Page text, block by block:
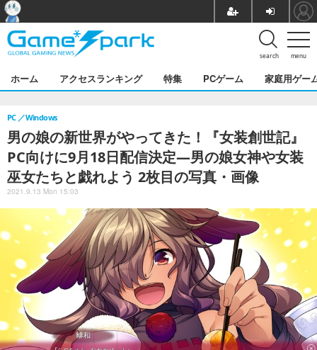
menu
search
ホーム アクセスランキング 特集 PCゲーム 家庭用ゲー
男の娘の新世界がやってきた！『女装創世記』
PC向けに9月18日配信決定―男の娘女神や女装
巫女たちと戯れよう 2枚目の写真・画像
PC Windows
2021.9.13 Mon 15:03